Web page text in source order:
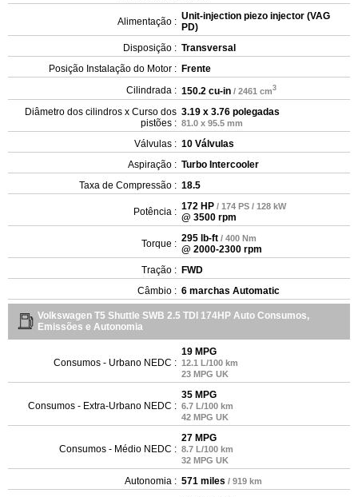
Alimentação : Unit-injection piezo injector (VAG
PD)
Disposição : Transversal
Posição Instalação do Motor : Frente
Cilindrada : 150.2 cu-in / 2461 cm3
Diâmetro dos cilindros x Curso dos
pistões :
3.19 x 3.76 polegadas
81.0 x 95.5 mm
Válvulas : 10 Válvulas
Aspiração : Turbo Intercooler
Taxa de Compressão : 18.5
Potência : 172 HP / 174 PS / 128 kW
@ 3500 rpm
Torque : 295 lb-ft / 400 Nm
@ 2000-2300 rpm
Tração : FWD
Câmbio : 6 marchas Automatic
Volkswagen T5 Shuttle SWB 2.5 TDI 174HP Auto Consumos,
Emissões e Autonomia
Consumos - Urbano NEDC :
19 MPG
12.1 L/100 km
23 MPG UK
Consumos - Extra-Urbano NEDC :
35 MPG
6.7 L/100 km
42 MPG UK
Consumos - Médio NEDC :
27 MPG
8.7 L/100 km
32 MPG UK
Autonomia : 571 miles / 919 km